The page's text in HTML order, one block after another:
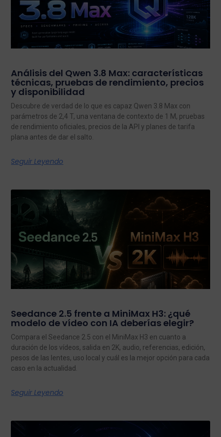
Análisis del Qwen 3.8 Max: características
técnicas, pruebas de rendimiento, precios
y disponibilidad
Descubre de verdad de lo que es capaz Qwen 3.8 Max con
parámetros de 2,4 T, una ventana de contexto de 1 M, pruebas
de rendimiento oficiales, precios de la API y planes de tarifa
plana antes de dar el salto.
Seguir Leyendo
Seedance 2.5 frente a MiniMax H3: ¿qué
modelo de vídeo con IA deberías elegir?
Compara el Seedance 2.5 con el MiniMax H3 en cuanto a
duración de los vídeos, salida en 2K, audio, referencias, edición,
pesos de las lentes, uso local y cuál es la mejor opción para cada
caso en la actualidad.
Seguir Leyendo